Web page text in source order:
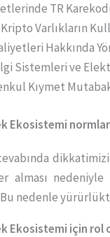
TR
Varlıkların
Hakkında
Sistemleri ve
Kıymet
Ekosistemi
alması
nedenle
Ekosistemi için rol